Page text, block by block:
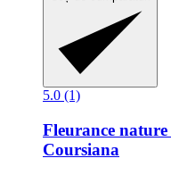
5.0 (1)
Fleurance nature
Coursiana